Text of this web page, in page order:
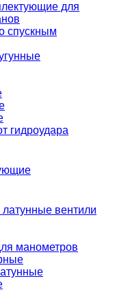
для
спускным
гидроудара
вентили
манометров